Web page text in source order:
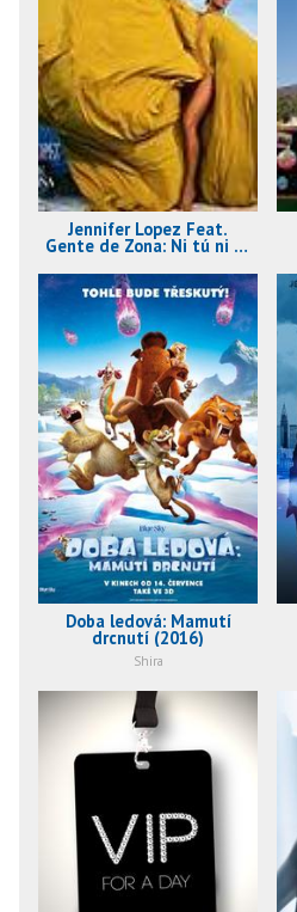
Jennifer Lopez Feat.
Gente de Zona: Ni tú ni yo
Doba ledová: Mamutí
drcnutí (2016)
Shira